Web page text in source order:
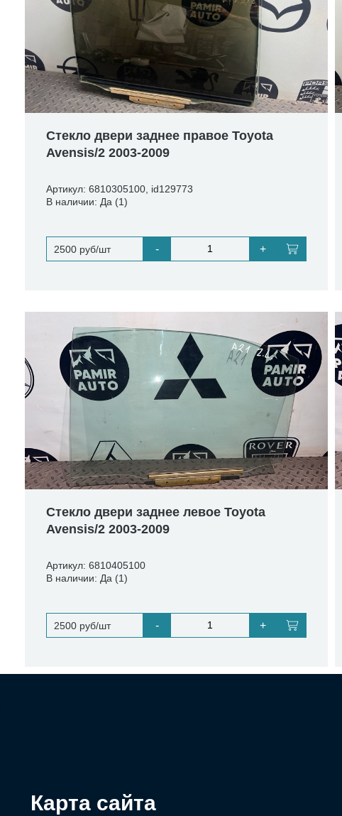
Стекло двери заднее правое Toyota
Avensis/2 2003-2009
Артикул: 6810305100, id129773
В наличии: Да (1)
2500 руб/шт - +
Стекло двери заднее левое Toyota
Avensis/2 2003-2009
Артикул: 6810405100
В наличии: Да (1)
2500 руб/шт - +
Карта сайта